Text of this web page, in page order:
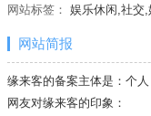
网站标签： 娱乐休闲,社交
网站简报
缘来客的备案主体是：个人
网友对缘来客的印象：